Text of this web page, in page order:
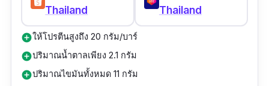
Thailand
Thailand
add_circleให้โปรตีนสูงถึง 20 กรัม/บาร์
add_circleปริมาณน้ำตาลเพียง 2.1 กรัม
add_circleปริมาณไขมันทั้งหมด 11 กรัม